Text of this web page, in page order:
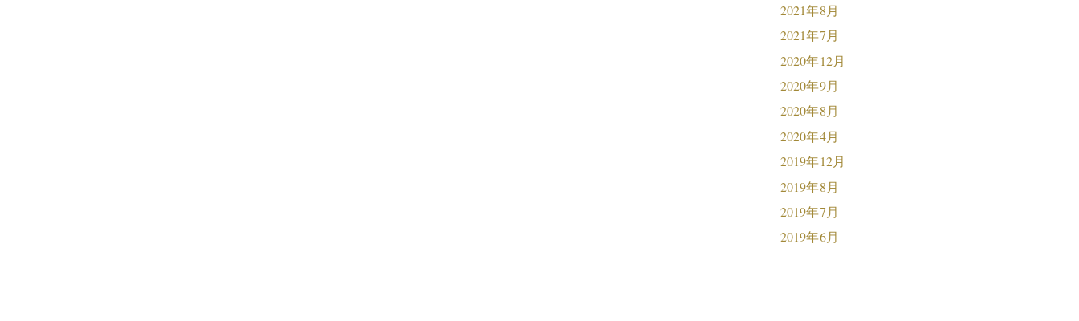
2021年8月
2021年7月
2020年12月
2020年9月
2020年8月
2020年4月
2019年12月
2019年8月
2019年7月
2019年6月